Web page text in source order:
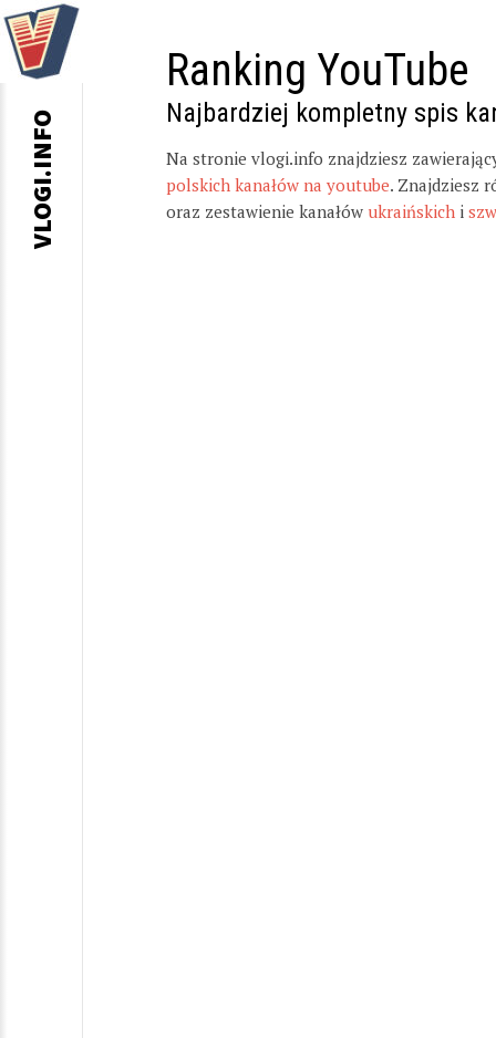
Ranking YouTube
Najbardziej kompletny spis
Na stronie vlogi.info znajdziesz
polskich kanałów na youtube. Znajdziesz
oraz zestawienie kanałów ukraińskich i
VLOGI.INFO